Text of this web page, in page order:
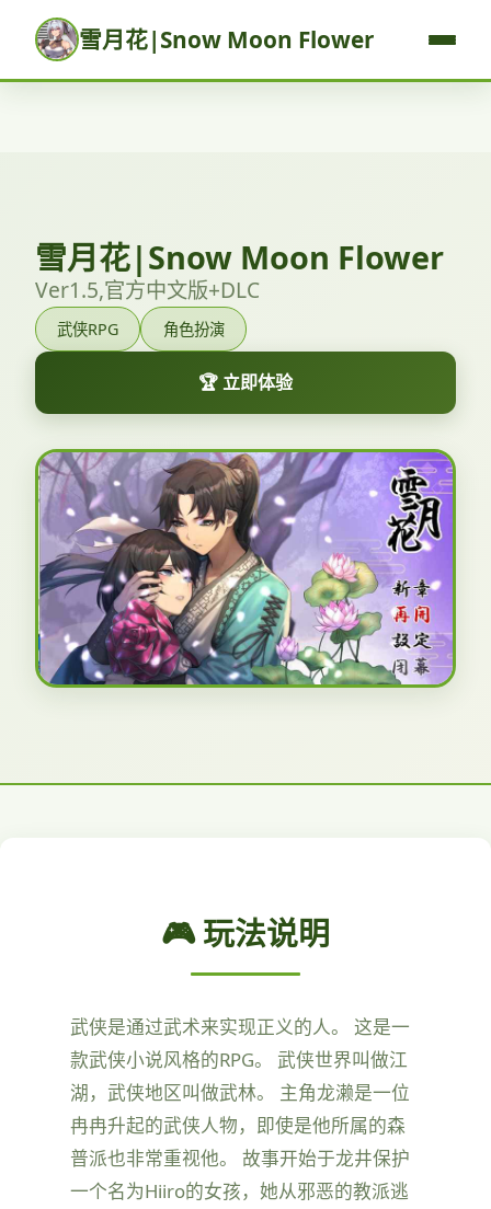
雪月花|Snow Moon Flower
雪月花|Snow Moon Flower
Ver1.5,官方中文版+DLC
武侠RPG 角色扮演
🏆 立即体验
🎮 玩法说明
武侠是通过武术来实现正义的人。 这是一
款武侠小说风格的RPG。 武侠世界叫做江
湖，武侠地区叫做武林。 主角龙濑是一位
冉冉升起的武侠人物，即使是他所属的森
普派也非常重视他。 故事开始于龙井保护
一个名为Hiiro的女孩，她从邪恶的教派逃